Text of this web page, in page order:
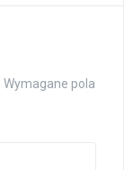
Wymagane pola